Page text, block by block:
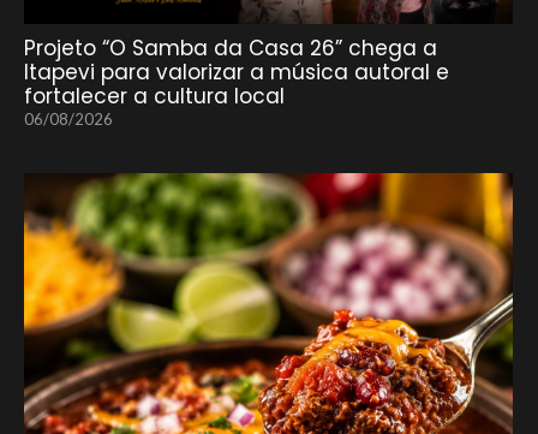
Projeto “O Samba da Casa 26” chega a
Itapevi para valorizar a música autoral e
fortalecer a cultura local
06/08/2026